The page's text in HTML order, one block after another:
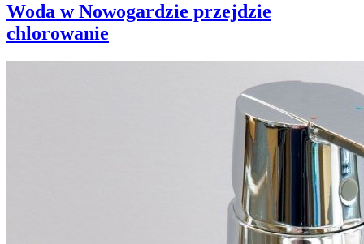
Woda w Nowogardzie przejdzie
chlorowanie